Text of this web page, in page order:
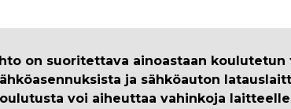
on suoritettava ainoastaan koulutetun
ja sähköauton
voi aiheuttaa vahinkoja